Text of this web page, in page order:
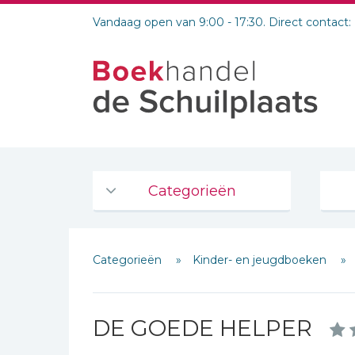
Vandaag open van 9:00 - 17:30. Direct contact:
Categorieën
De Bijbel
Bijbelse Dagboeken 2026
Bijbelstudie groepen
Categorieën Kinder- en jeugdboeken
DE GOEDE HELPER